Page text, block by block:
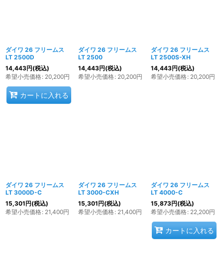
ダイワ 26 フリームス
LT 2500D
14,443円(税込)
希望小売価格: 20,200円
カートに入れる
ダイワ 26 フリームス
LT 2500
14,443円(税込)
希望小売価格: 20,200円
ダイワ 26 フリームス
LT 2500S-XH
14,443円(税込)
希望小売価格: 20,200円
ダイワ 26 フリームス
LT 3000D-C
15,301円(税込)
希望小売価格: 21,400円
ダイワ 26 フリームス
LT 3000-CXH
15,301円(税込)
希望小売価格: 21,400円
ダイワ 26 フリームス
LT 4000-C
15,873円(税込)
希望小売価格: 22,200円
カートに入れる